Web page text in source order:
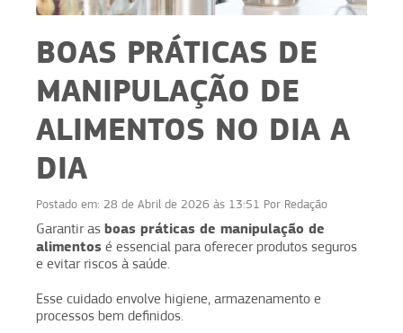
BOAS PRÁTICAS DE
MANIPULAÇÃO DE
ALIMENTOS NO DIA A
DIA
Postado em: 28 de Abril de 2026 às 13:51 Por Redação
Garantir as boas práticas de manipulação de
alimentos é essencial para oferecer produtos seguros
e evitar riscos à saúde.
Esse cuidado envolve higiene, armazenamento e
processos bem definidos.